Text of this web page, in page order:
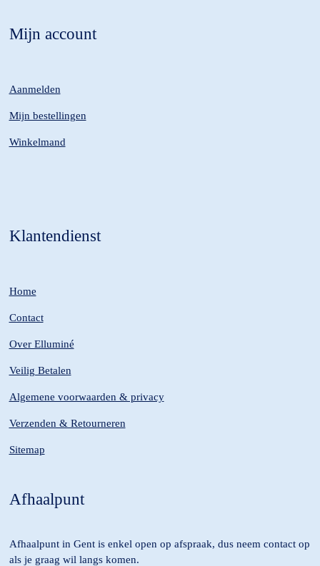
Mijn account
Aanmelden
Mijn bestellingen
Winkelmand
Klantendienst
Home
Contact
Over Elluminé
Veilig Betalen
Algemene voorwaarden & privacy
Verzenden & Retourneren
Sitemap
Afhaalpunt
Afhaalpunt in Gent is enkel open op afspraak, dus neem contact op
als je graag wil langs komen.